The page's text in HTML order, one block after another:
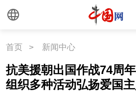
文化
时尚 旅游
首页 > 新闻中心
抗美援朝出国作战74周
组织多种活动弘扬爱国